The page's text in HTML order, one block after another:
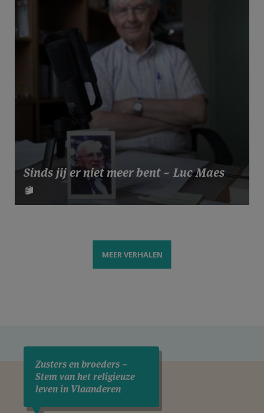
Sinds jij er niet meer bent ~ Luc Maes
MEER VERHALEN
Zusters en broeders ~
Stem van het religieuze
leven in Vlaanderen